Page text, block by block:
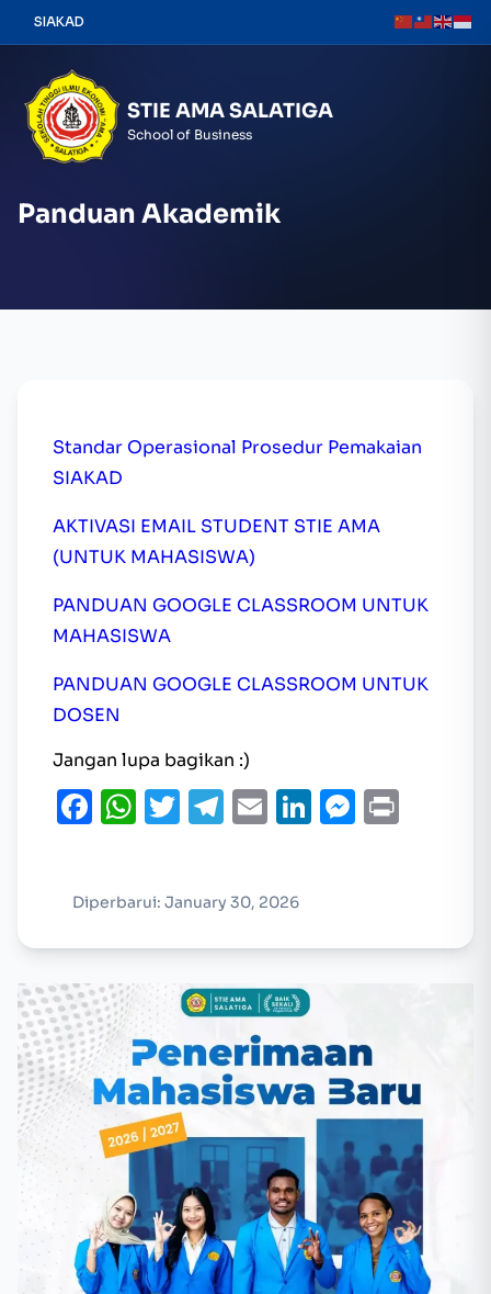
SIAKAD
STIE AMA SALATIGA
School of Business
Panduan Akademik
Standar Operasional Prosedur Pemakaian
SIAKAD
AKTIVASI EMAIL STUDENT STIE AMA
(UNTUK MAHASISWA)
PANDUAN GOOGLE CLASSROOM UNTUK
MAHASISWA
PANDUAN GOOGLE CLASSROOM UNTUK
DOSEN
Jangan lupa bagikan :)
Facebook
WhatsApp
Twitter
Telegram
EmailLinkedIn
Diperbarui: January 30, 2026